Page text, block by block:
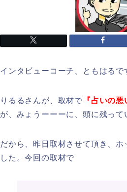
インタビューコーチ、ともはるで
りるるさんが、取材で 『占いの
が、みょうーーーに、頭に残って
だから、昨日取材させて頂き、
した。今回の取材で